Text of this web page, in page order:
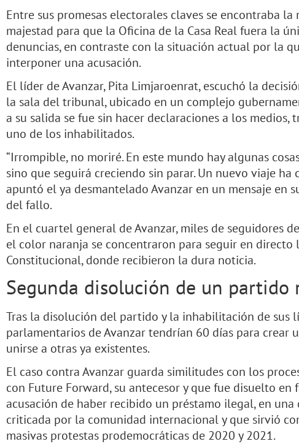
Entre sus promesas electorales claves se encontraba
majestad para que la Oficina de la Casa Real fuera la
denuncias, en contraste con la situación actual por la
interponer una acusación.
El líder de Avanzar, Pita Limjaroenrat, escuchó la
la sala del tribunal, ubicado en un complejo
a su salida se fue sin hacer declaraciones a los medios,
uno de los inhabilitados.
“Irrompible, no moriré. En este mundo hay algunas
sino que seguirá creciendo sin parar. Un nuevo viaje ha
apuntó el ya desmantelado Avanzar en un mensaje en
del fallo.
En el cuartel general de Avanzar, miles de seguidores
el color naranja se concentraron para seguir en directo
Constitucional, donde recibieron la dura noticia.
Segunda disolución de un partido
Tras la disolución del partido y la inhabilitación de sus
parlamentarios de Avanzar tendrían 60 días para crear
unirse a otras ya existentes.
El caso contra Avanzar guarda similitudes con los
con Future Forward, su antecesor y que fue disuelto
acusación de haber recibido un préstamo ilegal, en
criticada por la comunidad internacional y que sirvió
masivas protestas prodemocráticas de 2020 y 2021.